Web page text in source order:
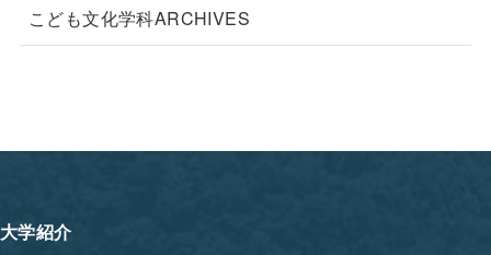
こども文化学科ARCHIVES
大学紹介